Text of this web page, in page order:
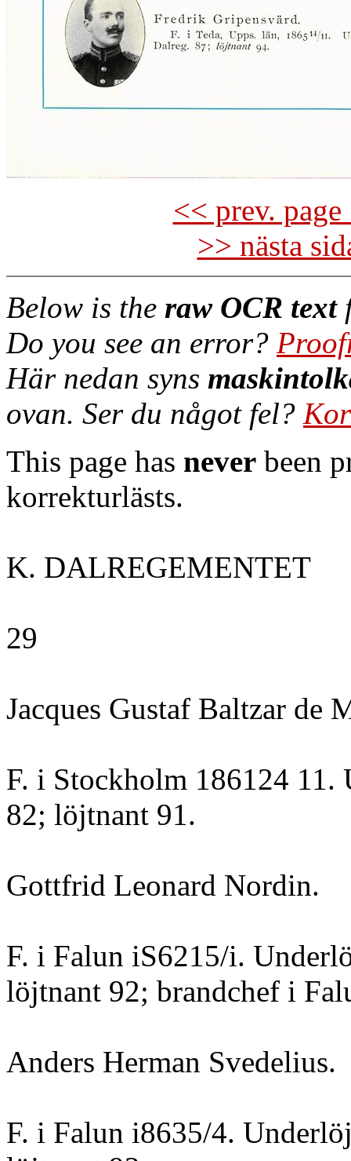
<< prev.
>> nästa
Below is the raw OCR text
Do you see an error?
Här nedan syns
ovan. Ser du något fel?
This page has never been
korrekturlästs.
K. DALREGEMENTET
29
Jacques Gustaf Baltzar de
F. i Stockholm 186124
82; löjtnant 91.
Gottfrid Leonard Nordin.
F. i Falun iS6215/i.
löjtnant 92; brandchef i
Anders Herman Svedelius.
F. i Falun i8635/4.